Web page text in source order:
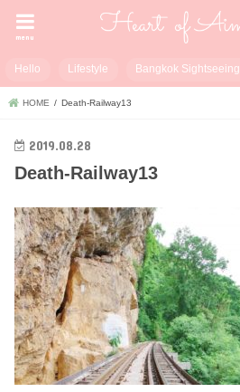
menu
Hello Lifestyle Bangkok Sightseeing
HOME Death-Railway13
2019.08.28
Death-Railway13